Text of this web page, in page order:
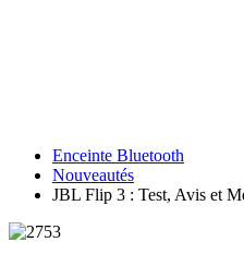
Enceinte Bluetooth
Nouveautés
JBL Flip 3 : Test, Avis et